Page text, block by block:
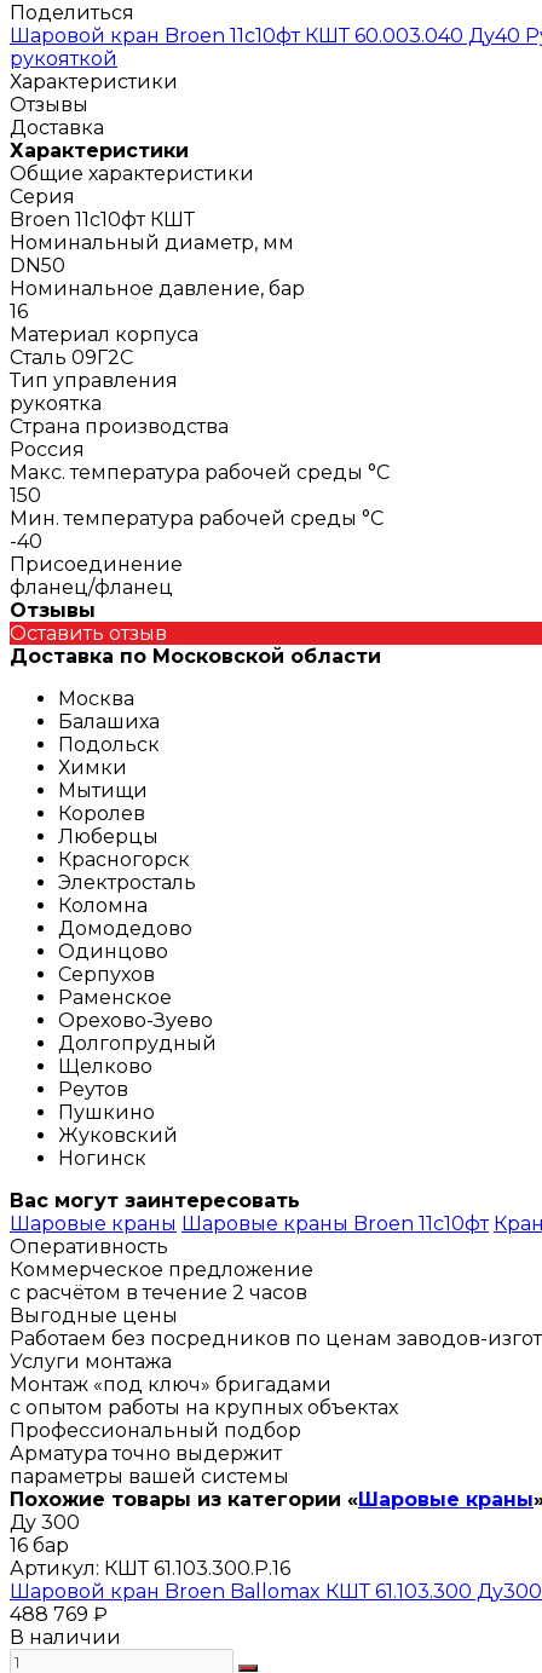
Поделиться
Шаровой кран Broen 11с10фт КШТ 60.003.040 Ду40
рукояткой
Характеристики
Отзывы
Доставка
Характеристики
Общие характеристики
Серия
Broen 11с10фт КШТ
Номинальный диаметр, мм
DN50
Номинальное давление, бар
16
Материал корпуса
Сталь 09Г2С
Тип управления
рукоятка
Страна производства
Россия
Макс. температура рабочей среды °С
150
Мин. температура рабочей среды °С
-40
Присоединение
фланец/фланец
Отзывы
Оставить отзыв
Доставка по Московской области
Москва
Балашиха
Подольск
Химки
Мытищи
Королев
Люберцы
Красногорск
Электросталь
Коломна
Домодедово
Одинцово
Серпухов
Раменское
Орехово-Зуево
Долгопрудный
Щелково
Реутов
Пушкино
Жуковский
Ногинск
Вас могут заинтересовать
Шаровые краны Шаровые краны Broen 11с10фт
Оперативность
Коммерческое предложение
с расчётом в течение 2 часов
Выгодные цены
Работаем без посредников по ценам заводов-
Услуги монтажа
Монтаж «под ключ» бригадами
с опытом работы на крупных объектах
Профессиональный подбор
Арматура точно выдержит
параметры вашей системы
Похожие товары из категории «Шаровые краны
Ду 300
16 бар
Артикул: КШТ 61.103.300.Р.16
Шаровой кран Broen Ballomax КШТ 61.103.300
488 769 ₽
В наличии